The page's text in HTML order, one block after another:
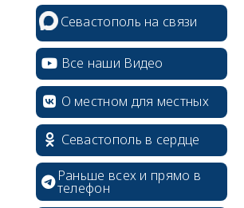
Севастополь на связи
Все наши Видео
О местном для местных
Севастополь в сердце
Раньше всех и прямо в
телефон